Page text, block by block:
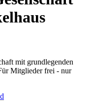
mit grundlegenden
Mitglieder frei - nur